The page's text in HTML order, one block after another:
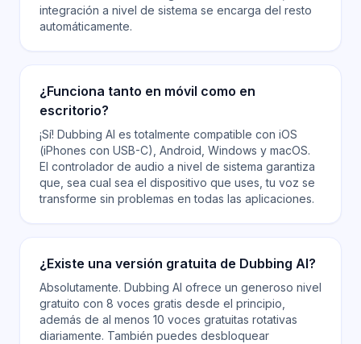
integración a nivel de sistema se encarga del resto
automáticamente.
¿Funciona tanto en móvil como en
escritorio?
¡Sí! Dubbing AI es totalmente compatible con iOS
(iPhones con USB-C), Android, Windows y macOS.
El controlador de audio a nivel de sistema garantiza
que, sea cual sea el dispositivo que uses, tu voz se
transforme sin problemas en todas las aplicaciones.
¿Existe una versión gratuita de Dubbing AI?
Absolutamente. Dubbing AI ofrece un generoso nivel
gratuito con 8 voces gratis desde el principio,
además de al menos 10 voces gratuitas rotativas
diariamente. También puedes desbloquear